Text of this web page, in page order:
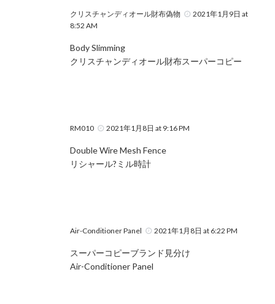
クリスチャンディオール財布偽物
2021年1月9日 at
8:52 AM
Body Slimming
クリスチャンディオール財布スーパーコピー
RM010 2021年1月8日 at 9:16 PM
Double Wire Mesh Fence
リシャール?ミル時計
Air-Conditioner Panel 2021年1月8日 at 6:22 PM
スーパーコピーブランド見分け
Air-Conditioner Panel